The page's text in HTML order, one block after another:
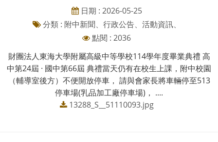
日期 : 2026-05-25
分類 : 附中新聞、行政公告、活動資訊、
點閱 : 2036
財團法人東海大學附屬高級中等學校114學年度畢業典禮 高
中第24屆 · 國中第66屆 典禮當天仍有在校生上課，附中校園
（輔導室後方）不便開放停車， 請與會家長將車輛停至513
停車場(乳品加工廠停車場)， ....
13288_S__51110093.jpg